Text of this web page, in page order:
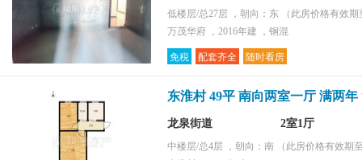
低楼层/总27层 ，朝向：东
（此房价格有效
万茂华府 ，2016年建 ，钢混
免税 配套齐全 随时看房
东淮村 49平 南向两室一厅 满两
龙泉街道 2室1厅
中楼层/总4层 ，朝向：南
（此房价格有效期